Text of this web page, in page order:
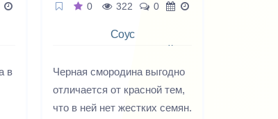
в
0 322 0
Соус
Черная смородина выгодно
отличается от красной тем,
что в ней нет жестких семян.